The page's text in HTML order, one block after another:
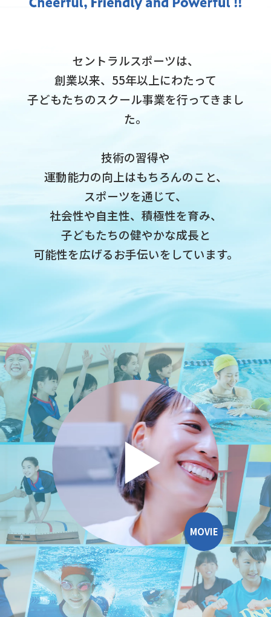
セントラルスポーツは、
創業以来、55年以上にわたって
子どもたちのスクール事業を行ってきまし
た。
技術の習得や
運動能力の向上はもちろんのこと、
スポーツを通じて、
社会性や自主性、積極性を育み、
子どもたちの健やかな成長と
可能性を広げるお手伝いをしています。
MOVIE